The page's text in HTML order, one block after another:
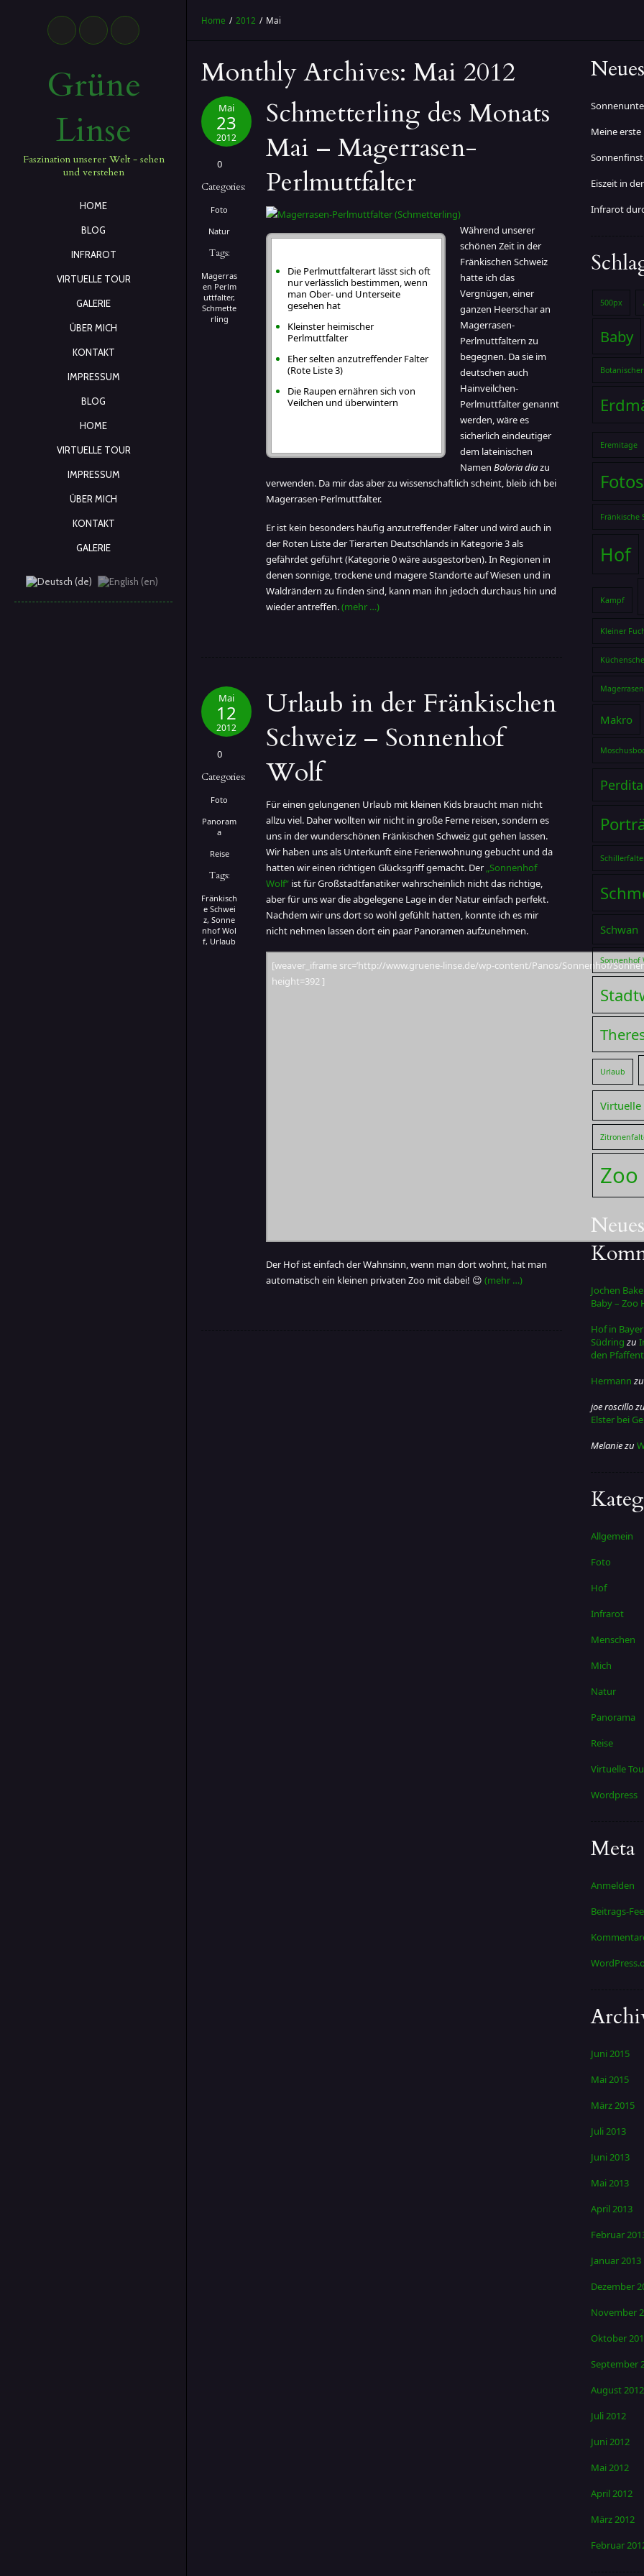
Grüne
Linse
Faszination unserer Welt - sehen
und verstehen
HOME
BLOG
INFRAROT
VIRTUELLE TOUR
GALERIE
ÜBER MICH
KONTAKT
IMPRESSUM
BLOG
HOME
VIRTUELLE TOUR
IMPRESSUM
ÜBER MICH
KONTAKT
GALERIE
Home / 2012 / Mai
Monthly Archives: Mai 2012
Mai
23
2012
0
Categories:
Foto
Natur
Tags:
Magerras
en Perlm
uttfalter,
Schmette
rling
Schmetterling des Monats
Mai – Magerrasen-
Perlmuttfalter
Die Perlmuttfalterart lässt sich oft
nur verlässlich bestimmen, wenn
man Ober- und Unterseite
gesehen hat
Kleinster heimischer
Perlmuttfalter
Eher selten anzutreffender Falter
(Rote Liste 3)
Die Raupen ernähren sich von
Veilchen und überwintern
Während unserer
schönen Zeit in der
Fränkischen Schweiz
hatte ich das
Vergnügen, einer
ganzen Heerschar an
Magerrasen-
Perlmuttfaltern zu
begegnen. Da sie im
deutschen auch
Hainveilchen-
Perlmuttfalter genannt
werden, wäre es
sicherlich eindeutiger
dem lateinischen
NamenBoloria diazu
verwenden. Da mir das aber zu wissenschaftlich scheint, bleib ich bei
Magerrasen-Perlmuttfalter.
Er ist kein besonders häufig anzutreffender Falter und wird auch in
der Roten Liste der Tierarten Deutschlands in Kategorie 3 als
gefährdet geführt (Kategorie 0 wäre ausgestorben). In Regionen in
denen sonnige, trockene und magere Standorte auf Wiesen und in
Waldrändern zu finden sind, kann man ihn jedoch durchaus hin und
wieder antreffen.(mehr …)
Mai
12
2012
0
Categories:
Foto
Panoram
a
Reise
Tags:
Fränkisch
e Schwei
z,Sonne
nhof Wol
f, Urlaub
Urlaub in der Fränkischen
Schweiz – Sonnenhof
Wolf
Für einen gelungenen Urlaub mit kleinen Kids braucht man nicht
allzu viel. Daher wollten wir nicht in große Ferne reisen, sondern es
uns in der wunderschönen Fränkischen Schweiz gut gehen lassen.
Wir haben uns als Unterkunft eine Ferienwohnung gebucht und da
hatten wir einen richtigen Glücksgriff gemacht. Der „Sonnenhof
Wolf“ ist für Großstadtfanatiker wahrscheinlich nicht das richtige,
aber für uns war die abgelegene Lage in der Natur einfach perfekt.
Nachdem wir uns dort so wohl gefühlt hatten, konnte ich es mir
nicht nehmen lassen dort ein paar Panoramen aufzunehmen.
[weaver_iframe src=’http://www.gruene-linse.de/wp-content/Panos/Sonnenhof/
height=392 ]
Der Hof ist einfach der Wahnsinn, wenn man dort wohnt, hat man
automatisch ein kleinen privaten Zoo mit dabei! 😉(mehr …)
Meine
Eiszeit in
Infrarot
500px
Baby
Eremitage
Fränkische
Hof
Kampf
Kleiner
Makro
Perdita
Schwan
Sonnenhof
Urlaub
Virtuelle
Jochen Bake
Baby – Zoo
Hof in
Südring zu
den
Hermann zu
joe roscillozu
Elster bei
Melaniezu
Allgemein
Foto
Hof
Infrarot
Menschen
Mich
Natur
Panorama
Reise
Virtuelle
Wordpress
Meta
Anmelden
Beitrags-
Juni 2015
Mai 2015
März 2015
Juli 2013
Juni 2013
Mai 2013
April 2013
Februar
Januar 2013
Dezember
November
Oktober
September
August 2012
Juli 2012
Juni 2012
Mai 2012
April 2012
März 2012
Februar